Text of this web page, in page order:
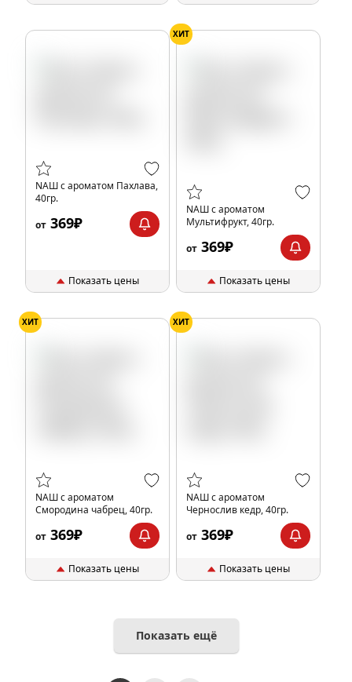
NАШ с ароматом Пахлава,
40гр.
от 369₽
Показать цены
ХИТ
NАШ с ароматом
Мультифрукт, 40гр.
от 369₽
Показать цены
ХИТ
NАШ с ароматом
Смородина чабрец, 40гр.
от 369₽
Показать цены
ХИТ
NАШ с ароматом
Чернослив кедр, 40гр.
от 369₽
Показать цены
Показать ещё